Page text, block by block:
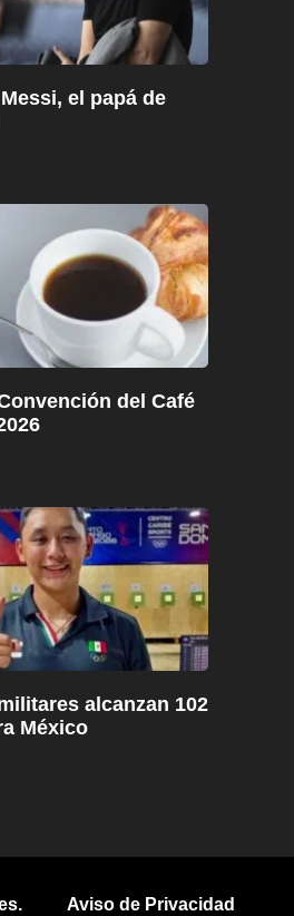
el papá de
del Café
alcanzan 102
México
Aviso de Privacidad